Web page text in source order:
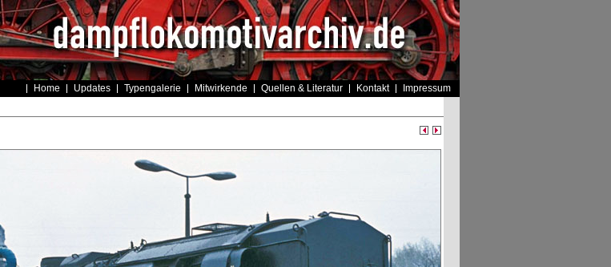
Home Updates Typengalerie Mitwirkende Quellen & Literatur Kontakt Impressum